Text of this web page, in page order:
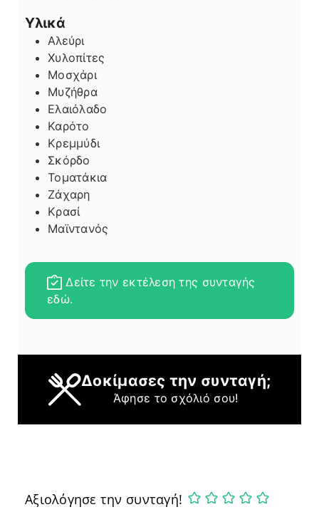
Υλικά
Αλεύρι
Χυλοπίτες
Μοσχάρι
Μυζήθρα
Ελαιόλαδο
Καρότο
Κρεμμύδι
Σκόρδο
Τοματάκια
Ζάχαρη
Κρασί
Μαϊντανός
Δείτε την εκτέλεση της συνταγής
εδώ.
Δοκίμασες την συνταγή;
Άφησε το σχόλιό σου!
Αξιολόγησε την συνταγή!